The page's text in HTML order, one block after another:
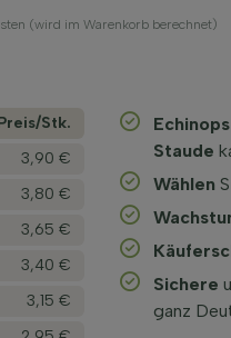
(wird im Warenkorb berechnet)
­Stk.
3,90 €
3,80 €
3,65 €
3,40 €
3,15 €
Staude
Wählen
Sichere
ganz